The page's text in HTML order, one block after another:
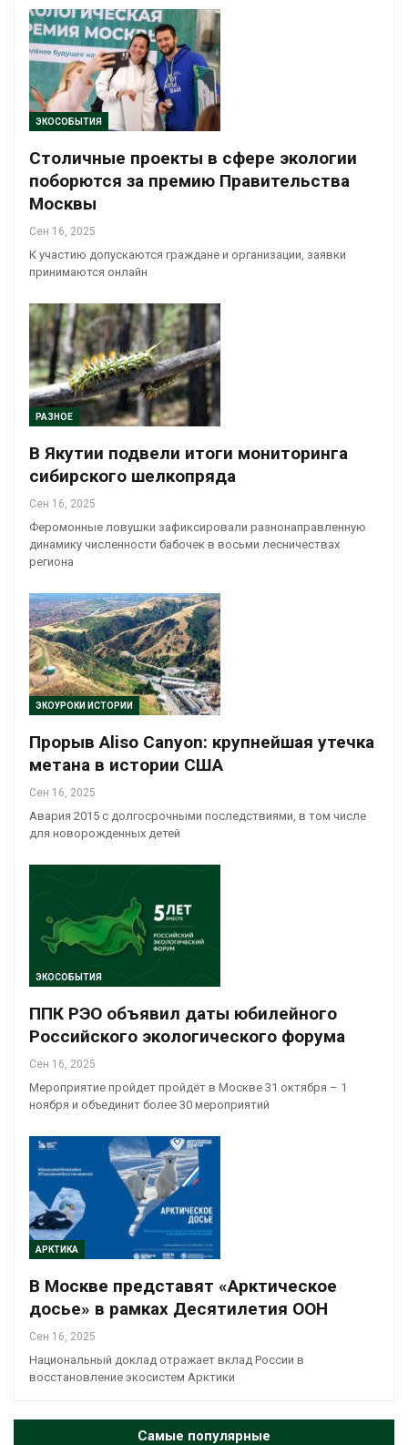
ЭКОСОБЫТИЯ
Столичные проекты в сфере экологии
поборются за премию Правительства
Москвы
Сен 16, 2025
К участию допускаются граждане и организации, заявки
принимаются онлайн
РАЗНОЕ
В Якутии подвели итоги мониторинга
сибирского шелкопряда
Сен 16, 2025
Феромонные ловушки зафиксировали разнонаправленную
динамику численности бабочек в восьми лесничествах
региона
ЭКОУРОКИ ИСТОРИИ
Прорыв Aliso Canyon: крупнейшая утечка
метана в истории США
Сен 16, 2025
Авария 2015 с долгосрочными последствиями, в том числе
для новорожденных детей
ЭКОСОБЫТИЯ
ППК РЭО объявил даты юбилейного
Российского экологического форума
Сен 16, 2025
Мероприятие пройдет пройдёт в Москве 31 октября – 1
ноября и объединит более 30 мероприятий
АРКТИКА
В Москве представят «Арктическое
досье» в рамках Десятилетия ООН
Сен 16, 2025
Национальный доклад отражает вклад России в
восстановление экосистем Арктики
Самые популярные